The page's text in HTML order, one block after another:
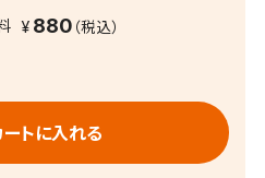
880
ートに入れる